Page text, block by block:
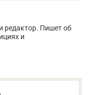
редактор. Пишет об
и